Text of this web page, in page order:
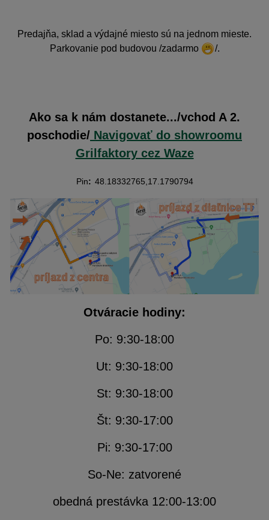
Predajňa, sklad a výdajné miesto sú na jednom mieste.
Parkovanie pod budovou /zadarmo
/.
Ako sa k nám dostanete.../vchod A 2.
poschodie/ Navigovať do showroomu
Grilfaktory cez Waze
Pin: 48.18332765,17.1790794
Otváracie hodiny:
Po: 9:30-18:00
Ut: 9:30-18:00
St: 9:30-18:00
Št: 9:30-17:00
Pi: 9:30-17:00
So-Ne: zatvorené
obedná prestávka 12:00-13:00